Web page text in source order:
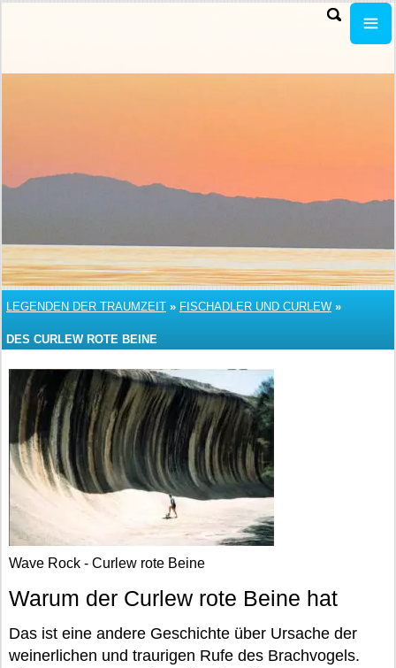
LEGENDEN DER TRAUMZEIT » FISCHADLER UND CURLEW »
DES CURLEW ROTE BEINE
Wave Rock - Curlew rote Beine
Warum der Curlew rote Beine hat
Das ist eine andere Geschichte über Ursache der
weinerlichen und traurigen Rufe des Brachvogels.